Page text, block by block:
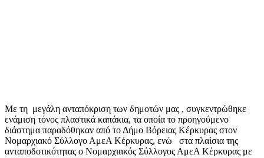
Με τη μεγάλη ανταπόκριση των δημοτών μας , συγκεντρώθηκε
ενάμιση τόνος πλαστικά καπάκια, τα οποία το προηγούμενο
διάστημα παραδόθηκαν από το Δήμο Βόρειας Κέρκυρας στον
Νομαρχιακό Σύλλογο ΑμεΑ Κέρκυρας, ενώ στα πλαίσια της
ανταποδοτικότητας ο Νομαρχιακός Σύλλογος ΑμεΑ Κέρκυρας με